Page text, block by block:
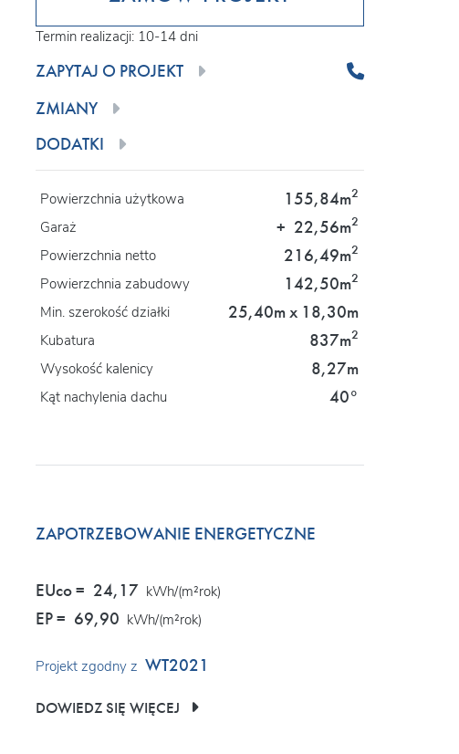
Termin realizacji: 10-14 dni
ZAPYTAJ O PROJEKT
ZMIANY
DODATKI
Powierzchnia użytkowa 155,84m2
Garaż + 22,56m2
Powierzchnia netto 216,49m2
Powierzchnia zabudowy 142,50m2
Min. szerokość działki 25,40m x 18,30m
Kubatura 837m2
Wysokość kalenicy 8,27m
Kąt nachylenia dachu 40°
ZAPOTRZEBOWANIE ENERGETYCZNE
EUco = 24,17 kWh/(m²rok)
EP = 69,90 kWh/(m²rok)
Projekt zgodny z WT2021
DOWIEDZ SIĘ WIĘCEJ